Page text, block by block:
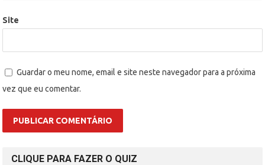
Site
Guardar o meu nome, email e site neste navegador para a próxima
vez que eu comentar.
CLIQUE PARA FAZER O QUIZ